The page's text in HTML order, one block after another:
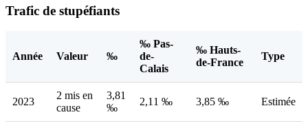
Trafic de stupéfiants
Année Valeur ‰
‰ Pas-
de-
Calais
‰ Hauts-
de-France
Type
2023
2 mis en
cause
3,81
‰
2,11 ‰ 3,85 ‰ Estimée